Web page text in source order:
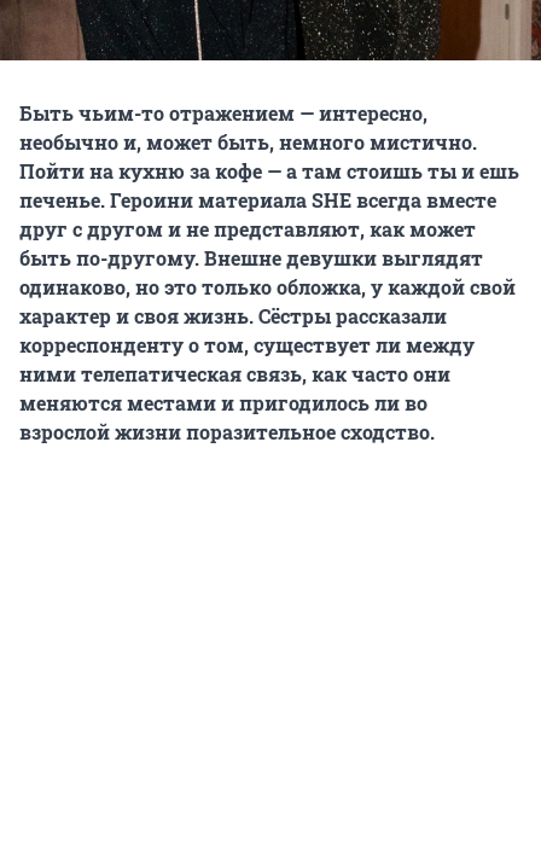
Быть чьим-то отражением — интересно,
необычно и, может быть, немного мистично.
Пойти на кухню за кофе — а там стоишь ты и ешь
печенье. Героини материала SHE всегда вместе
друг с другом и не представляют, как может
быть по-другому. Внешне девушки выглядят
одинаково, но это только обложка, у каждой свой
характер и своя жизнь. Сёстры рассказали
корреспонденту о том, существует ли между
ними телепатическая связь, как часто они
меняются местами и пригодилось ли во
взрослой жизни поразительное сходство.